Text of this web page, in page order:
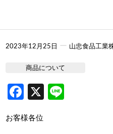
2023年12月25日 ー 山忠食品工業
商品について
Facebook
X
お客様各位